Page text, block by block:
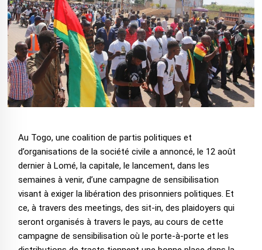
Au Togo, une coalition de partis politiques et
d’organisations de la société civile a annoncé, le 12 août
dernier à Lomé, la capitale, le lancement, dans les
semaines à venir, d’une campagne de sensibilisation
visant à exiger la libération des prisonniers politiques. Et
ce, à travers des meetings, des sit-in, des plaidoyers qui
seront organisés à travers le pays, au cours de cette
campagne de sensibilisation où le porte-à-porte et les